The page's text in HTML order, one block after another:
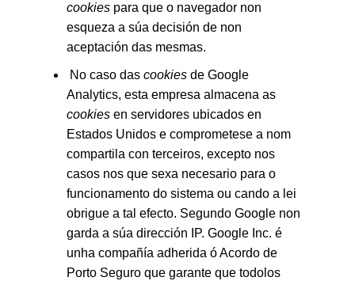
cookiespara que o navegador non
esqueza a súa decisión de non
aceptación das mesmas.
No caso das cookiesde Google
Analytics, esta empresa almacena as
cookiesen servidores ubicados en
Estados Unidos e comprometese a nom
compartila con terceiros, excepto nos
casos nos que sexa necesario para o
funcionamento do sistema ou cando a lei
obrigue a tal efecto. Segundo Google non
garda a súa dirección IP. Google Inc. é
unha compañía adherida ó Acordo de
Porto Seguro que garante que todolos